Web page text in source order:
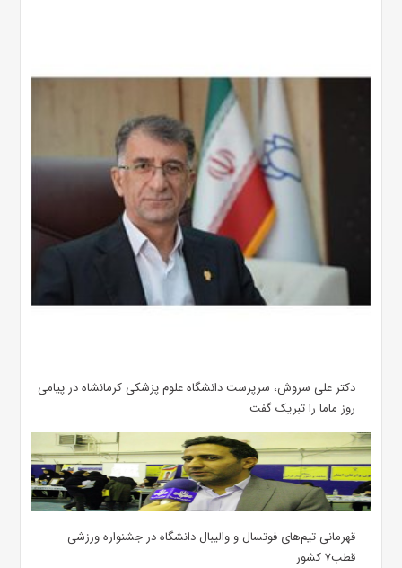
دکتر علی سروش، سرپرست دانشگاه علوم پزشکی کرمانشاه در پیامی
روز ماما را تبریک گفت
قهرمانی تیم‌های فوتسال و والیبال دانشگاه در جشنواره ورزشی
قطب۷ کشور